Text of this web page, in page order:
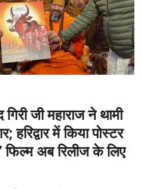
जी महाराज ने थामी
हरिद्वार में किया पोस्टर
फिल्म अब रिलीज के लिए